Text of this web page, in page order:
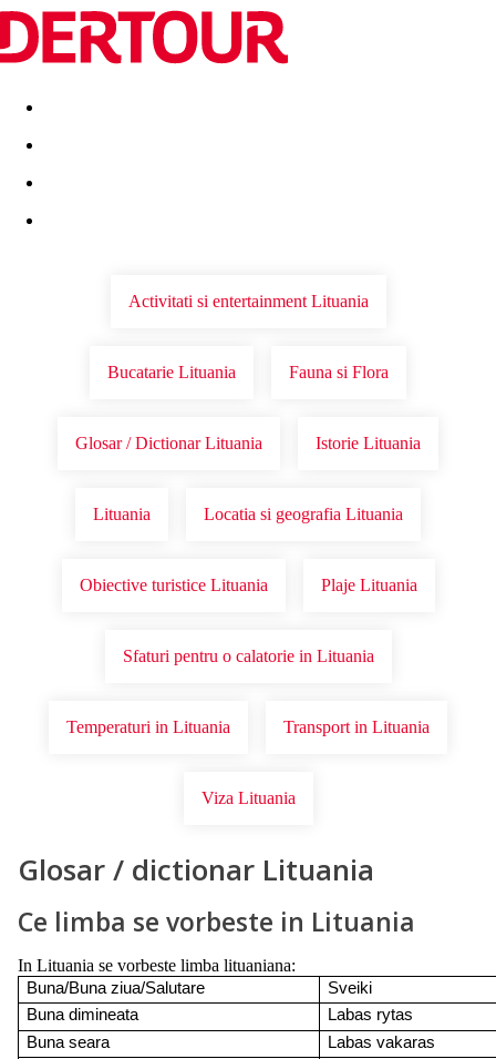
Destinatii Vacanta perfecta OFERTE DE NERATAT
Activitati si entertainment Lituania
Bucatarie Lituania Fauna si Flora
Glosar / Dictionar Lituania Istorie Lituania
Lituania Locatia si geografia Lituania
Obiective turistice Lituania Plaje Lituania
Sfaturi pentru o calatorie in Lituania
Temperaturi in Lituania Transport in Lituania
Viza Lituania
Glosar / dictionar Lituania
Ce limba se vorbeste in Lituania
In Lituania se vorbeste limba lituaniana:
Buna/Buna ziua/Salutare
Sveiki
Buna dimineata
Labas rytas
Buna seara
Labas vakaras